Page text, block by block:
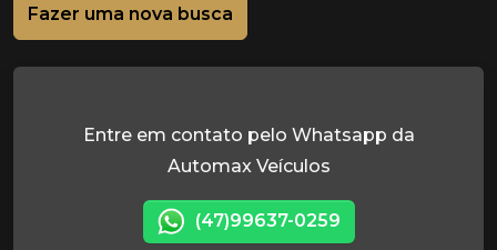
Fazer uma nova busca
Entre em contato pelo Whatsapp da
Automax Veículos
(47)99637-0259